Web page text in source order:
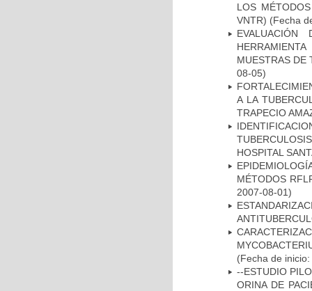
LOS
VNTR) (Fecha
MUESTRAS DE
08-05)
A LA
TRAPECIO
HOSPITAL
MÉTODOS
2007-08-01)
(Fecha de
--ESTUDIO
ORINA DE